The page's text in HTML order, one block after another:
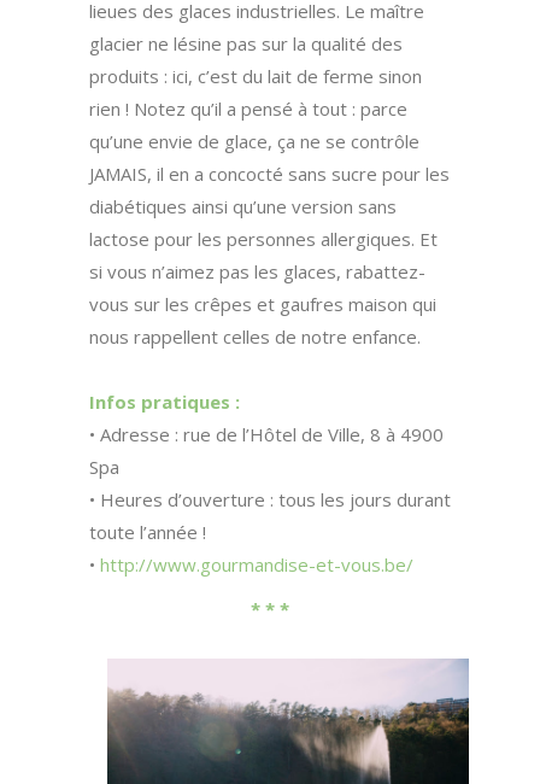
lieues des glaces industrielles. Le maître
glacier ne lésine pas sur la qualité des
produits : ici, c’est du lait de ferme sinon
rien ! Notez qu’il a pensé à tout : parce
qu’une envie de glace, ça ne se contrôle
JAMAIS, il en a concocté sans sucre pour les
diabétiques ainsi qu’une version sans
lactose pour les personnes allergiques. Et
si vous n’aimez pas les glaces, rabattez-
vous sur les crêpes et gaufres maison qui
nous rappellent celles de notre enfance.
Infos pratiques :
• Adresse : rue de l’Hôtel de Ville, 8 à 4900
Spa
• Heures d’ouverture : tous les jours durant
toute l’année !
• http://www.gourmandise-et-vous.be/
* * *